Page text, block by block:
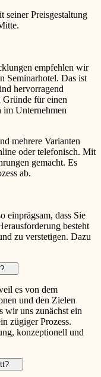
seiner Preisgestaltung
empfehlen wir
Seminarhotel. Das ist
hervorragend
Gründe für einen
im Unternehmen
mehrere Varianten
oder telefonisch. Mit
gemacht. Es
ab.
dass Sie
besteht
zu verstetigen. Dazu
es von dem
und den Zielen
wir uns zunächst ein
zügiger Prozess.
konzeptionell und